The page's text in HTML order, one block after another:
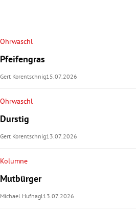
Ohrwaschl
Pfeifengras
Gert Korentschnig15.07.2026
Ohrwaschl
Durstig
Gert Korentschnig13.07.2026
Kolumne
Mutbürger
Michael Hufnagl 13.07.2026